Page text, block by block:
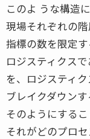
このよ うな構造
現場それぞれの
指標の数を限定す
ロジスティクス
を、ロジスティ
ブレイクダウンす
そのようにする
それがどのプロ